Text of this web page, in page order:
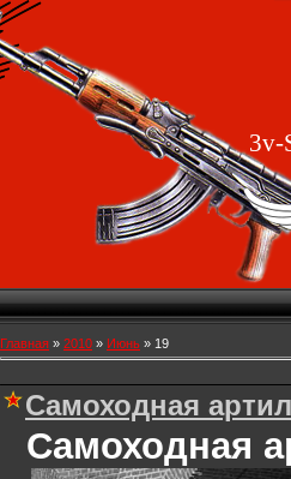
3v-
Главная » 2010 » Июнь » 19
Самоходная
Самоходная